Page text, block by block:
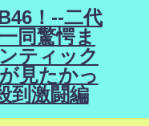
！--二代
同驚愕ま
ティック
見たかっ
到激闘編